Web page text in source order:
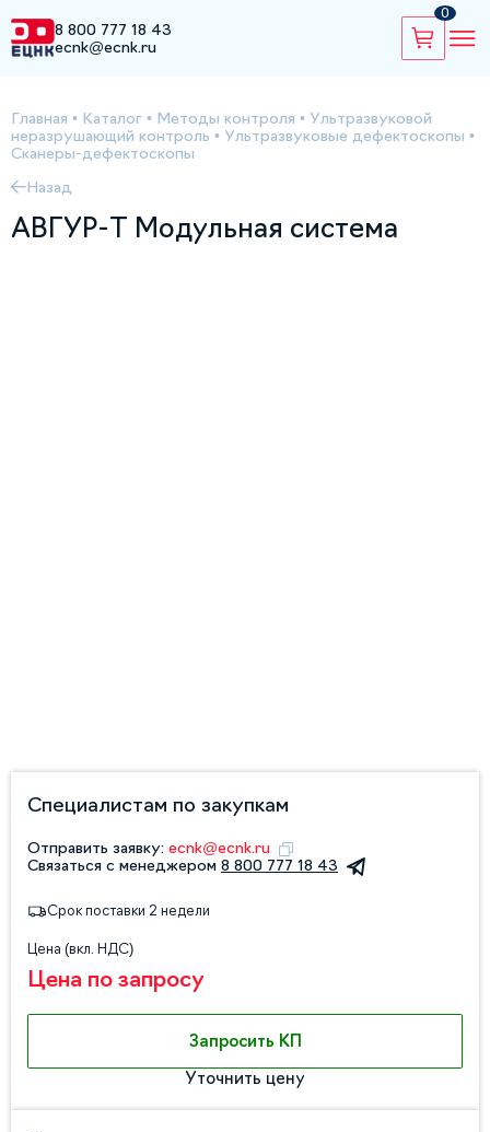
8 800 777 18 43
ecnk@ecnk.ru
0
Главная • Каталог • Методы контроля • Ультразвуковой
неразрушающий контроль • Ультразвуковые дефектоскопы •
Сканеры-дефектоскопы
Назад
АВГУР-Т Модульная система
Специалистам по закупкам
Отправить заявку: ecnk@ecnk.ru
Связаться с менеджером 8 800 777 18 43
Срок поставки 2 недели
Цена (вкл. НДС)
Цена по запросу
Запросить КП
Уточнить цену